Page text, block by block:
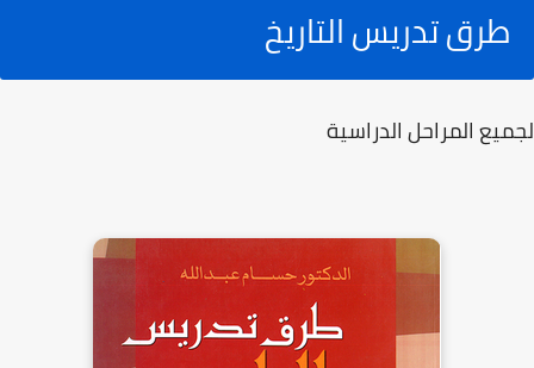
طرق تدريس التاريخ
لجميع المراحل الدراسية